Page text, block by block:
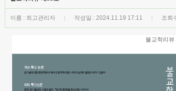
이름 : 최고관리자 | 작성일 : 2024.11.19 17:11 | 조회
불교학리뷰